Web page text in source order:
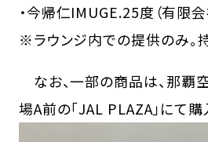
・今帰仁IMUGE.25度（有限
※ラウンジ内での提供のみ。
なお、一部の商品は、那覇
場A前の「JAL PLAZA」にて購